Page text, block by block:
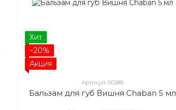
Хит
−20%
Акция
Артикул: 00288
Бальзам для губ Вишня Chaban 5 мл